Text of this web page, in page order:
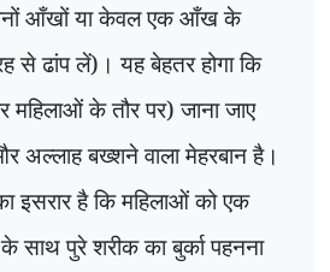
आँखों या केवल एक आँख के
से ढांप लें)। यह बेहतर होगा कि
के तौर पर) जाना जाए
अल्लाह बख्शने वाला मेहरबान है।
इसरार है कि महिलाओं को एक
पुरे शरीक का बुर्का पहनना